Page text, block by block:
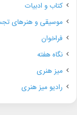
کتاب و ادبیات
موسیقی و هنرهای
فراخوان
نگاه هفته
میز هنری
رادیو میز هنری